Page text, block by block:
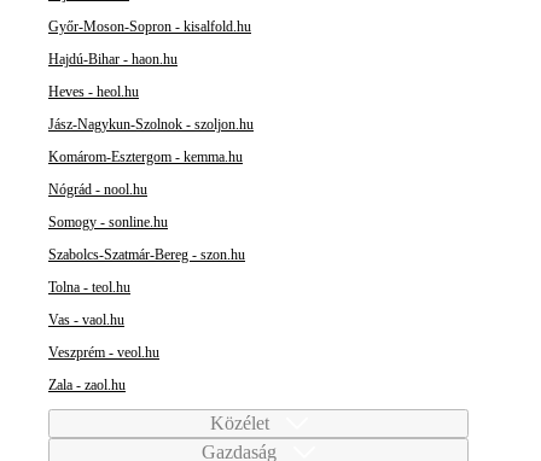
Győr-Moson-Sopron - kisalfold.hu
Hajdú-Bihar - haon.hu
Heves - heol.hu
Jász-Nagykun-Szolnok - szoljon.hu
Komárom-Esztergom - kemma.hu
Nógrád - nool.hu
Somogy - sonline.hu
Szabolcs-Szatmár-Bereg - szon.hu
Tolna - teol.hu
Vas - vaol.hu
Veszprém - veol.hu
Zala - zaol.hu
Közélet
Gazdaság